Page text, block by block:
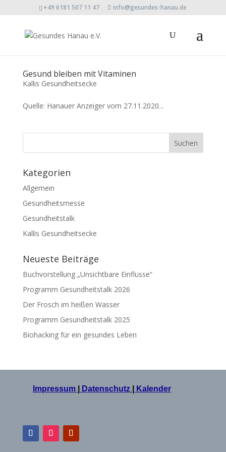
+49 6181 507 11 47 info@gesundes-hanau.de
Gesund bleiben mit Vitaminen
Kallis Gesundheitsecke
Quelle: Hanauer Anzeiger vom 27.11.2020...
Kategorien
Allgemein
Gesundheitsmesse
Gesundheitstalk
Kallis Gesundheitsecke
Neueste Beiträge
Buchvorstellung „Unsichtbare Einflüsse“
Programm Gesundheitstalk 2026
Der Frosch im heißen Wasser
Programm Gesundheitstalk 2025
Biohacking für ein gesundes Leben
Impressum Datenschutz| Kalender